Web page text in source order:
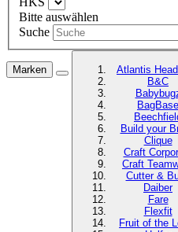
Bitte auswählen
Suche
Marken
Atlantis
B&C
BagBase
Build your
Clique
Craft
Craft
Cutter &
Daiber
Fare
Flexfit
Fruit of the